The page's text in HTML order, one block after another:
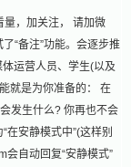
量，加关注， 请加微
“备注”功能。会逐步推
运营人员、学生(以及
就是为你准备的： 在
发生什么? 你再也不会
在安静模式中”(这样别
自动回复“安静模式”